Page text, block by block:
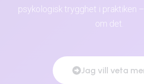
psykologisk trygghet i praktiken
om det.
Jag vill veta